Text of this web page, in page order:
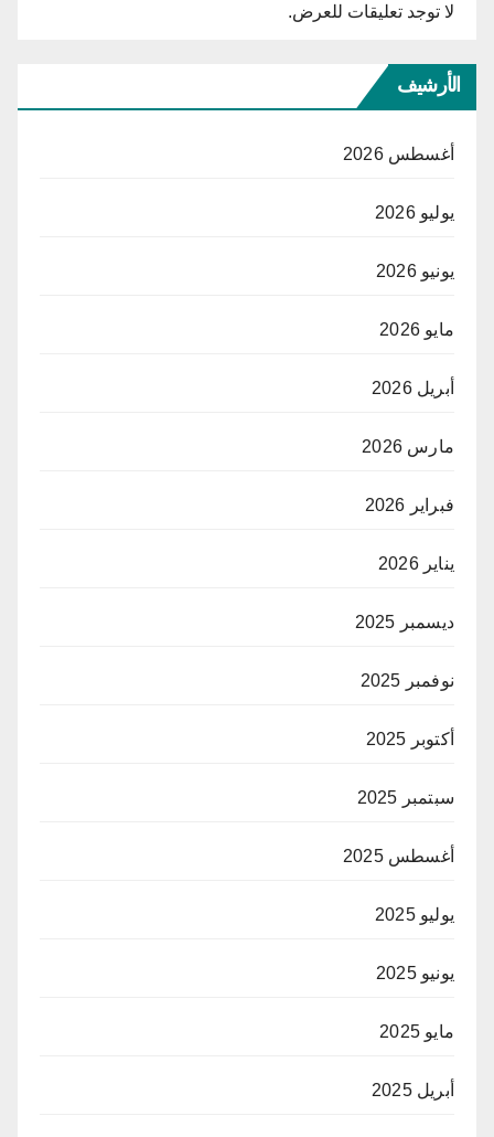
لا توجد تعليقات للعرض.
الأرشيف
أغسطس 2026
يوليو 2026
يونيو 2026
مايو 2026
أبريل 2026
مارس 2026
فبراير 2026
يناير 2026
ديسمبر 2025
نوفمبر 2025
أكتوبر 2025
سبتمبر 2025
أغسطس 2025
يوليو 2025
يونيو 2025
مايو 2025
أبريل 2025